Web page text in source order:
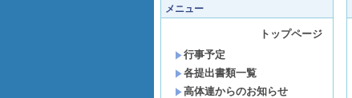
メニュー
トップページ
行事予定
各提出書類一覧
高体連からのお知らせ